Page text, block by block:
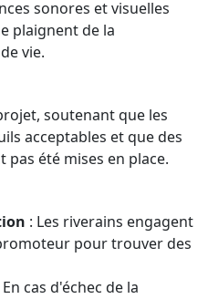
sonores et visuelles
plaignent de la
vie.
soutenant que les
acceptables et que des
été mises en place.
: Les riverains engagent
pour trouver des
En cas d'échec de la